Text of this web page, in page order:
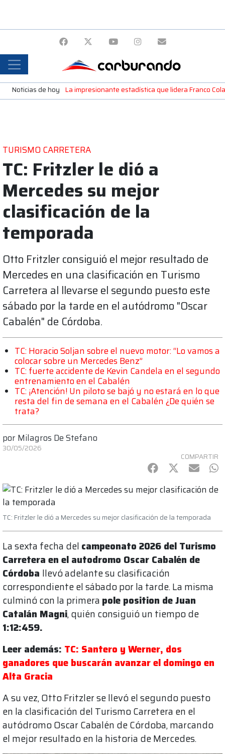
Noticias de hoy La impresionante estadística que lidera Franco
TURISMO CARRETERA
TC: Fritzler le dió a
Mercedes su mejor
clasificación de la
temporada
Otto Fritzler consiguió el mejor resultado de
Mercedes en una clasificación en Turismo
Carretera al llevarse el segundo puesto este
sábado por la tarde en el autódromo "Oscar
Cabalén" de Córdoba.
TC: Horacio Soljan sobre el nuevo motor: “Lo vamos a
colocar sobre un Mercedes Benz”
TC: fuerte accidente de Kevin Candela en el segundo
entrenamiento en el Cabalén
TC: ¡Atención! Un piloto se bajó y no estará en lo que
resta del fin de semana en el Cabalén ¿De quién se
trata?
por Milagros De Stefano
30/05/2026
COMPARTIR
Facebook
Twitter
mail
TC: Fritzler le dió a Mercedes su mejor clasificación de la temporada
La sexta fecha del campeonato 2026 del Turismo
Carretera en el autodromo Oscar Cabalén de
Córdoba llevó adelante su clasificación
correspondiente el sábado por la tarde. La misma
culminó con la primera pole position de Juan
Catalán Magni, quién consiguió un tiempo de
1:12:459.
Leer además: TC: Santero y Werner, dos
ganadores que buscarán avanzar el domingo en
Alta Gracia
A su vez, Otto Fritzler se llevó el segundo puesto
en la clasificación del Turismo Carretera en el
autódromo Oscar Cabalén de Córdoba, marcando
el mejor resultado en la historia de Mercedes.